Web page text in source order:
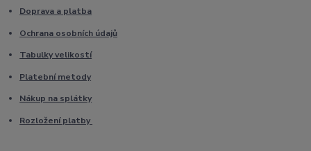
Doprava a platba
Ochrana osobních údajů
Tabulky velikostí
Platební metody
Nákup na splátky
Rozložení platby